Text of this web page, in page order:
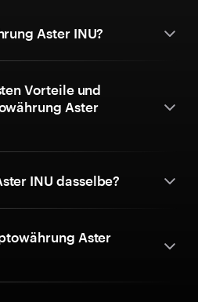
Aster INU?
Vorteile und
Aster
INU dasselbe?
Aster